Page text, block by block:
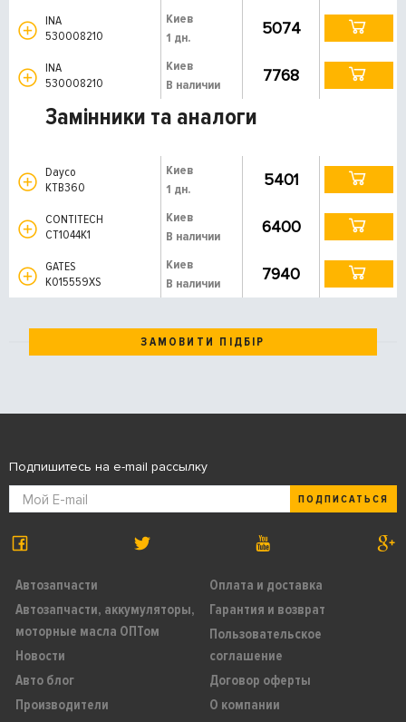
INA
530008210
Киев
1 дн.
5074
INA
530008210
Киев
В наличии
7768
Замінники та аналоги
Dayco
KTB360
Киев
1 дн.
5401
CONTITECH
CT1044K1
Киев
В наличии
6400
GATES
K015559XS
Киев
В наличии
7940
ЗАМОВИТИ ПІДБІР
Автозапчасти
Автозапчасти, аккумуляторы,
моторные масла ОПТом
Новости
Авто блог
Производители
Оплата и доставка
Гарантия и возврат
Пользовательское
соглашение
Договор оферты
О компании
Подпишитесь на e-mail рассылку
ПОДПИСАТЬСЯ